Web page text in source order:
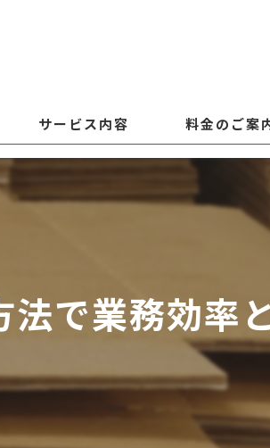
サービス内容 料金のご案
法で業務効率